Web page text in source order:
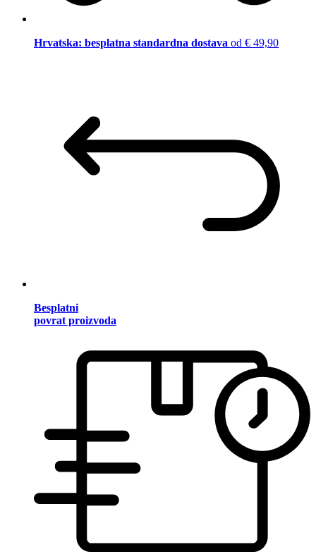
Hrvatska: besplatna standardna dostava od € 49,90
Besplatni
povrat proizvoda